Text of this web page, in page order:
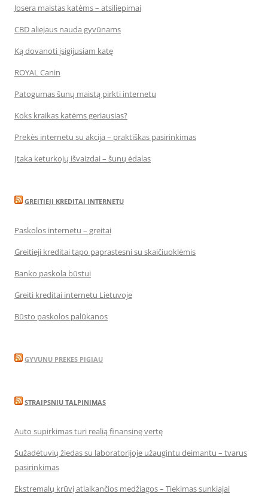
Josera maistas katėms – atsiliepimai
CBD aliejaus nauda gyvūnams
Ką dovanoti įsigijusiam katę
ROYAL Canin
Patogumas šunų maistą pirkti internetu
Koks kraikas katėms geriausias?
Prekės internetu su akcija – praktiškas pasirinkimas
Įtaka keturkojų išvaizdai – šunų ėdalas
GREITIEJI KREDITAI INTERNETU
Paskolos internetu – greitai
Greitieji kreditai tapo paprastesni su skaičiuoklėmis
Banko paskola būstui
Greiti kreditai internetu Lietuvoje
Būsto paskolos palūkanos
GYVUNU PREKES PIGIAU
STRAIPSNIU TALPINIMAS
Auto supirkimas turi realią finansinę vertę
Sužadėtuvių žiedas su laboratorijoje užaugintu deimantu – tvarus
pasirinkimas
Ekstremalų krūvį atlaikančios medžiagos – Tiekimas sunkiajai